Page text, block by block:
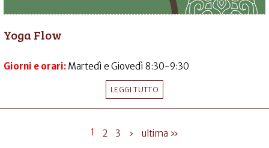
Yoga Flow
Giorni e orari: Martedì e Giovedì 8:30-9:30
LEGGI TUTTO
1 2 3 › ultima »